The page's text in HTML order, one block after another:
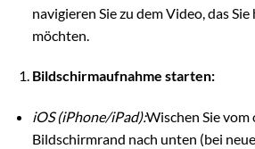
navigieren Sie zu dem Video, das
möchten.
Bildschirmaufnahme starten:
iOS (iPhone/iPad):Wischen Sie
Bildschirmrand nach unten (bei